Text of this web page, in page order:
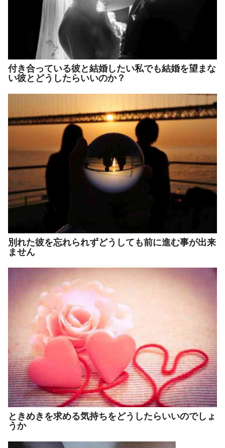
付き合っている彼と結婚したい私でも結婚を望まな
い彼とどうしたらいいのか？
別れた彼を忘れられずどうしても前に進む事が出来
ません
ときめきを求める気持ちをどうしたらいいのでしょ
うか